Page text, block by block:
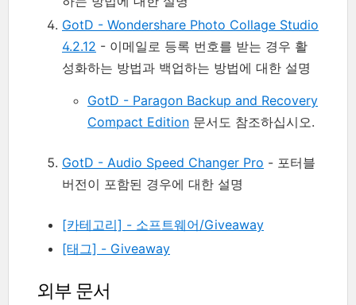
GotD - Wondershare Photo Collage Studio
4.2.12 - 이메일로 등록 번호를 받는 경우 활
성화하는 방법과 백업하는 방법에 대한 설명
GotD - Paragon Backup and Recovery
Compact Edition 문서도 참조하십시오.
GotD - Audio Speed Changer Pro - 포터블
버전이 포함된 경우에 대한 설명
[카테고리] - 소프트웨어/Giveaway
[태그] - Giveaway
외부 문서